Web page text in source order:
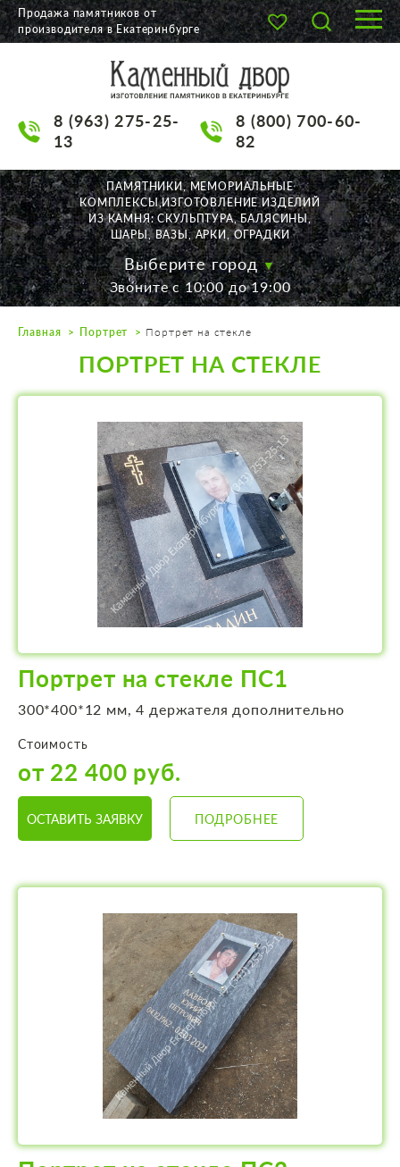
О КОМПАНИИ
НАШИ РАБОТЫ
АКЦИИ
ДОСТАВКА
КОНТАКТЫ
K2532513@yandex.ru
Пн. — Пт. с 10:00 до 19:00
Воскресенье по договор.
Продажа памятников от
производителя в Екатеринбурге
8 (963) 275-25-
13
8 (800) 700-60-
82
ПАМЯТНИКИ, МЕМОРИАЛЬНЫЕ
КОМПЛЕКСЫ,ИЗГОТОВЛЕНИЕ ИЗДЕЛИЙ
ИЗ КАМНЯ: СКУЛЬПТУРА, БАЛЯСИНЫ,
ШАРЫ, ВАЗЫ, АРКИ, ОГРАДКИ
Выберите город
Звоните с 10:00 до 19:00
Главная Портрет Портрет на стекле
ПОРТРЕТ НА СТЕКЛЕ
Портрет на стекле ПС1
300*400*12 мм, 4 держателя дополнительно
Стоимость
от 22 400 руб.
ОСТАВИТЬ ЗАЯВКУ ПОДРОБНЕЕ